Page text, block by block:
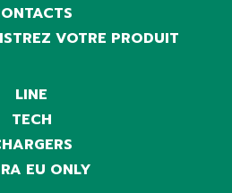
VOTRE PRODUIT
LINE
TECH
EU ONLY